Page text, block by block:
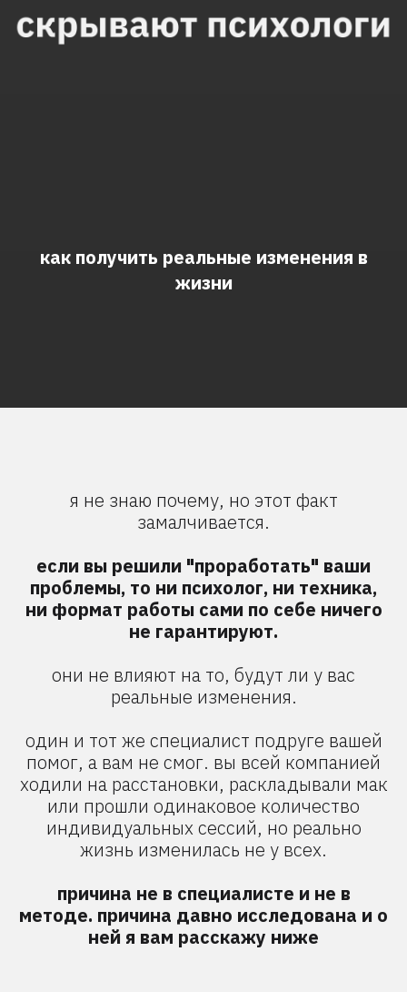
как получить реальные изменения в
жизни
я не знаю почему, но этот факт
замалчивается.
если вы решили "проработать" ваши
проблемы, то ни психолог, ни техника,
ни формат работы сами по себе ничего
не гарантируют.
они не влияют на то, будут ли у вас
реальные изменения.
один и тот же специалист подруге вашей
помог, а вам не смог. вы всей компанией
ходили на расстановки, раскладывали мак
или прошли одинаковое количество
индивидуальных сессий, но реально
жизнь изменилась не у всех.
причина не в специалисте и не в
методе. причина давно исследована и о
ней я вам расскажу ниже